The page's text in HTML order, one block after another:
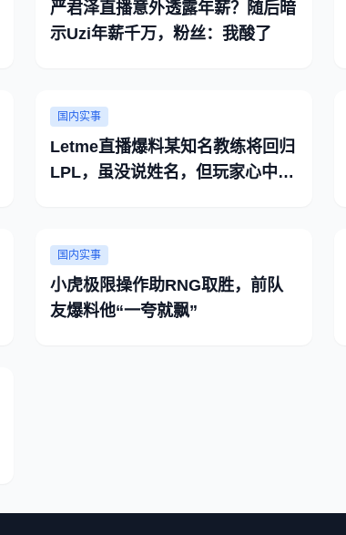
严君泽直播意外透露年薪？随后暗
示Uzi年薪千万，粉丝：我酸了
国内实事
Letme直播爆料某知名教练将回归
LPL，虽没说姓名，但玩家心中已
国内实事
小虎极限操作助RNG取胜，前队
友爆料他“一夸就飘”